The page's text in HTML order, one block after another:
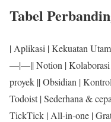
Tabel
| Aplikasi | Kekuatan
—|—|| Notion | Kolaborasi
proyek || Obsidian |
Todoist | Sederhana &
TickTick | All-in-one |